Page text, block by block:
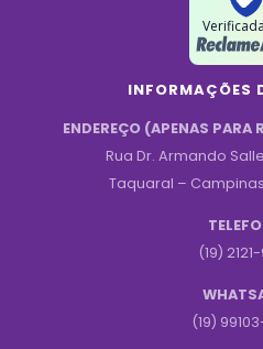
INFORMAÇÕES
ENDEREÇO (APENAS PARA
Rua Dr. Armando
Taquaral – Campinas
(19)
(19)